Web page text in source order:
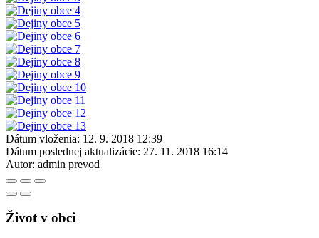
Dátum vloženia: 12. 9. 2018 12:39
Dátum poslednej aktualizácie: 27. 11. 2018 16:14
Autor: admin prevod
Život v obci